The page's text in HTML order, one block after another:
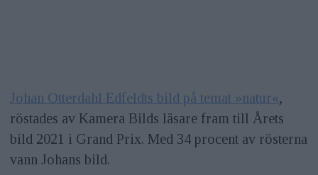
Johan Otterdahl Edfeldts bild på temat »natur«,
röstades av Kamera Bilds läsare fram till Årets
bild 2021 i Grand Prix. Med 34 procent av rösterna
vann Johans bild.